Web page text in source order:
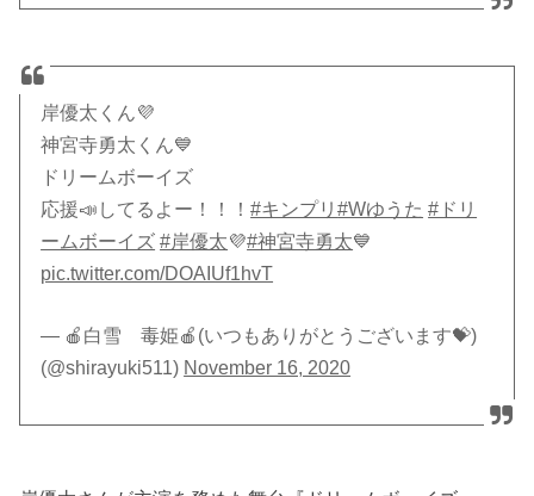
岸優太くん💜
神宮寺勇太くん💙
ドリームボーイズ
応援📣してるよー！！！#キンプリ#Wゆうた #ドリ
ームボーイズ #岸優太💜#神宮寺勇太💙
pic.twitter.com/DOAIUf1hvT
— 🍎白雪 毒姫🍎(いつもありがとうございます💝)
(@shirayuki511) November 16, 2020